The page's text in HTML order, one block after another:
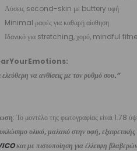
Λύσεις second-skin με buttery υφή
Minimal ραφές για καθαρή αίσθηση
Ιδανικό για stretching, χορό, mindful
ελεύθερη να ανθίσεις με τον ρυθμό σου.”
: Το μοντέλο της φωτογραφίας είναι 1.78
υλικό, μαλακό στην υφή,
και με πιστοποίηση για έλλειψη